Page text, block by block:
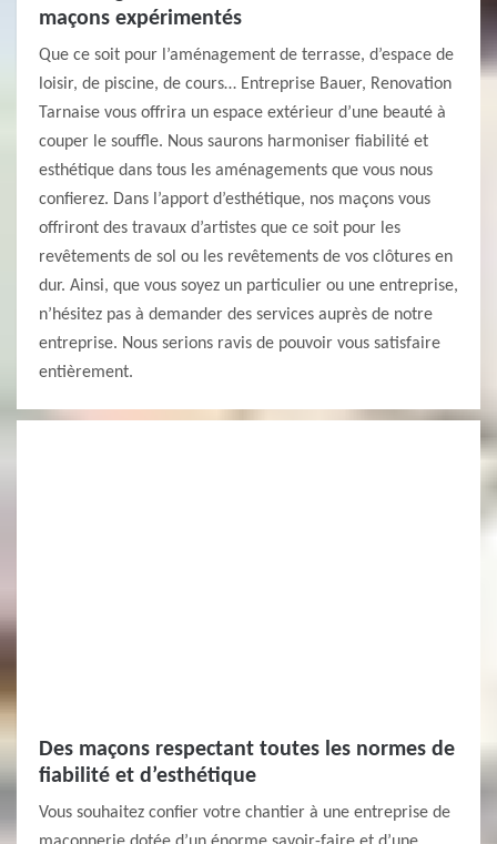
maçons expérimentés
Que ce soit pour l’aménagement de terrasse, d’espace de
loisir, de piscine, de cours… Entreprise Bauer, Renovation
Tarnaise vous offrira un espace extérieur d’une beauté à
couper le souffle. Nous saurons harmoniser fiabilité et
esthétique dans tous les aménagements que vous nous
confierez. Dans l’apport d’esthétique, nos maçons vous
offriront des travaux d’artistes que ce soit pour les
revêtements de sol ou les revêtements de vos clôtures en
dur. Ainsi, que vous soyez un particulier ou une entreprise,
n’hésitez pas à demander des services auprès de notre
entreprise. Nous serions ravis de pouvoir vous satisfaire
entièrement.
Des maçons respectant toutes les normes de
fiabilité et d’esthétique
Vous souhaitez confier votre chantier à une entreprise de